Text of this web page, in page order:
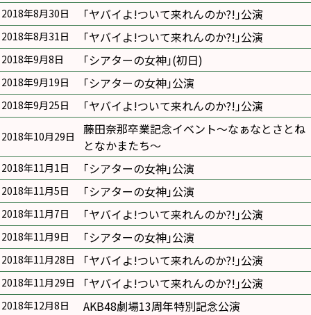
2018年8月30日 ｢ヤバイよ!ついて来れんのか?!｣公演
2018年8月31日 ｢ヤバイよ!ついて来れんのか?!｣公演
2018年9月8日 ｢シアターの女神｣(初日)
2018年9月19日 ｢シアターの女神｣公演
2018年9月25日 ｢ヤバイよ!ついて来れんのか?!｣公演
2018年10月29日
藤田奈那卒業記念イベント〜なぁなとさとね
となかまたち〜
2018年11月1日 ｢シアターの女神｣公演
2018年11月5日 ｢シアターの女神｣公演
2018年11月7日 ｢ヤバイよ!ついて来れんのか?!｣公演
2018年11月9日 ｢シアターの女神｣公演
2018年11月28日 ｢ヤバイよ!ついて来れんのか?!｣公演
2018年11月29日 ｢ヤバイよ!ついて来れんのか?!｣公演
2018年12月8日 AKB48劇場13周年特別記念公演